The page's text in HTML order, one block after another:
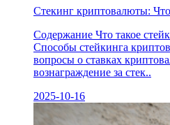
Стекинг криптовалюты: Что
Содержание Что такое
Способы стейкинга
вопросы о ставках
вознаграждение за стек..
2025-10-16